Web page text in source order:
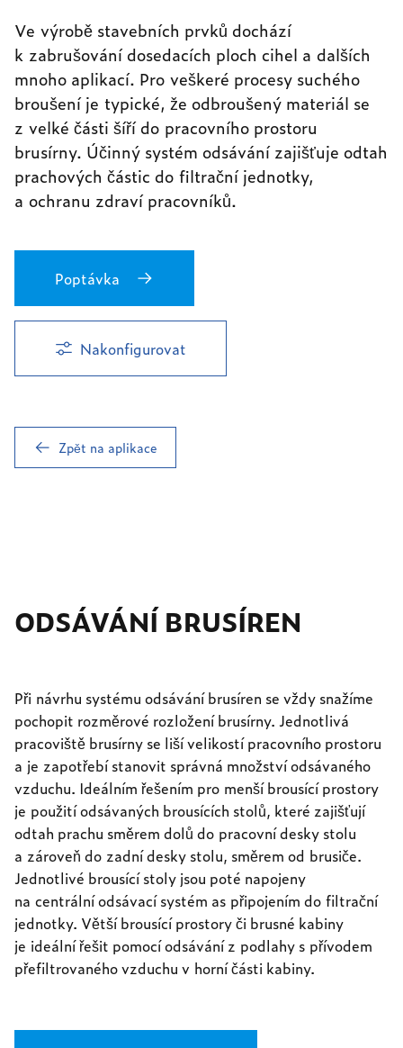
Ve výrobě stavebních prvků dochází
k zabrušování dosedacích ploch cihel a dalších
mnoho aplikací. Pro veškeré procesy suchého
broušení je typické, že odbroušený materiál se
z velké části šíří do pracovního prostoru
brusírny. Účinný systém odsávání zajišťuje odtah
prachových částic do filtrační jednotky,
a ochranu zdraví pracovníků.
Poptávka
Nakonfigurovat
Zpět na aplikace
ODSÁVÁNÍ BRUSÍREN
Při návrhu systému odsávání brusíren se vždy snažíme
pochopit rozměrové rozložení brusírny. Jednotlivá
pracoviště brusírny se liší velikostí pracovního prostoru
a je zapotřebí stanovit správná množství odsávaného
vzduchu. Ideálním řešením pro menší brousící prostory
je použití odsávaných brousících stolů, které zajišťují
odtah prachu směrem dolů do pracovní desky stolu
a zároveň do zadní desky stolu, směrem od brusiče.
Jednotlivé brousící stoly jsou poté napojeny
na centrální odsávací systém as připojením do filtrační
jednotky. Větší brousící prostory či brusné kabiny
je ideální řešit pomocí odsávání z podlahy s přívodem
přefiltrovaného vzduchu v horní části kabiny.